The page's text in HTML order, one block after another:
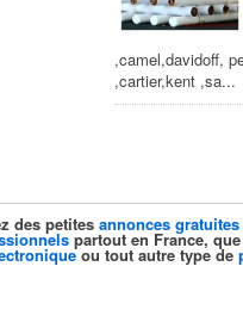
,camel,davidoff,
,cartier,kent ,sa...
des petites annonces gratuites
partout en France,
ou tout autre type de